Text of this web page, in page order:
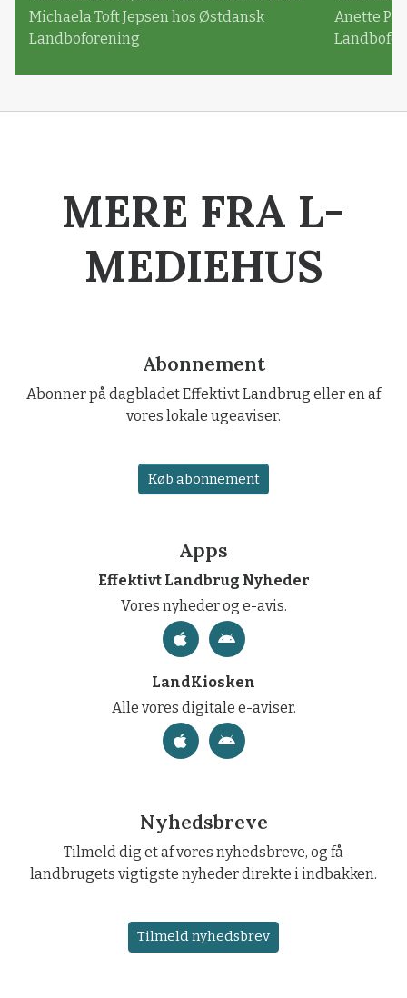
Michaela Toft Jepsen hos Østdansk
Landboforening
Anette
MERE FRA L-
MEDIEHUS
Abonnement
Abonner på dagbladet Effektivt Landbrug eller en af
vores lokale ugeaviser.
Køb abonnement
Apps
Effektivt Landbrug Nyheder
Vores nyheder og e-avis.
LandKiosken
Alle vores digitale e-aviser.
Nyhedsbreve
Tilmeld dig et af vores nyhedsbreve, og få
landbrugets vigtigste nyheder direkte i indbakken.
Tilmeld nyhedsbrev